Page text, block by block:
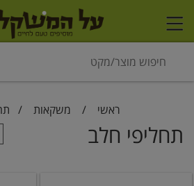
ראשי / משקאות /
תחליפי חלב